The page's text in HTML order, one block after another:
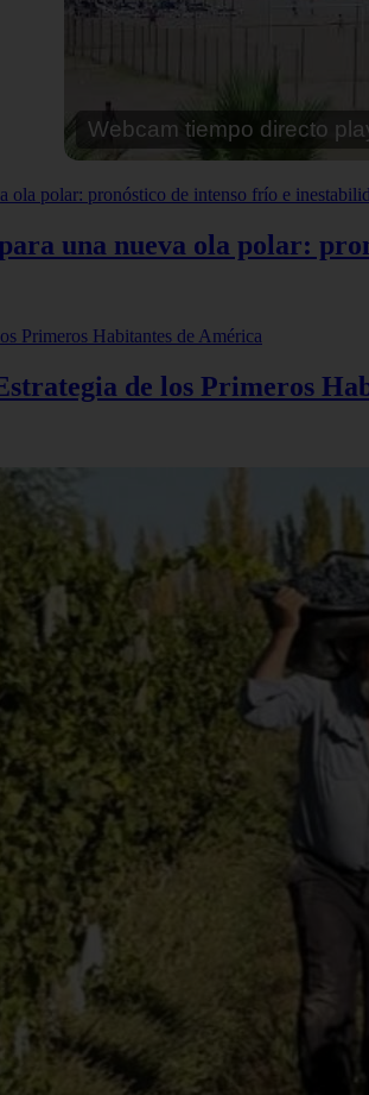
Webcam calpe playa fossa
una nueva ola polar:
de los Primeros